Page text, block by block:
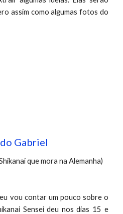
assim como algumas fotos do
Gabriel
que mora na Alemanha)
vou contar um pouco sobre o
Sensei deu nos dias 15 e